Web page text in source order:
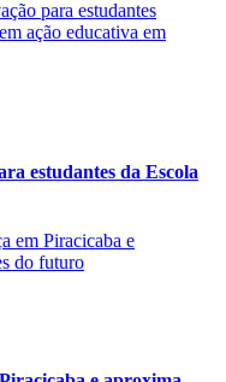
estudantes da Escola